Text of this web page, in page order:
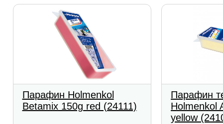
Парафин Holmenkol
Betamix 150g red (24111)
Парафин
Holmenkol
yellow